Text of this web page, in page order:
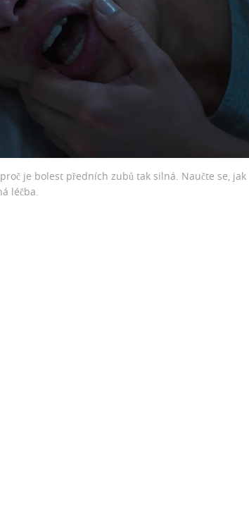
je bolest předních zubů tak silná. Naučte se, jak
léčba.